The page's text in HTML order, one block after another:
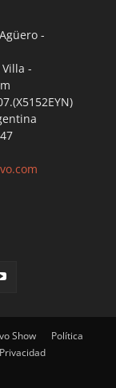
-
-
Show
Política